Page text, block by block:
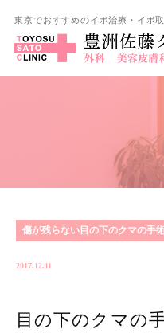
東京でおすすめのイボ治療・イボ
傷が残らない目の下のクマの手
2017.12.11
目の下のクマの